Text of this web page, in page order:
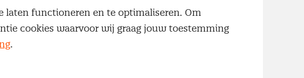
van de hoofdindex. De
en voorraad ingekochte
laten functioneren en te optimaliseren. Om
cookies waarvoor wij graag jouw toestemming
.